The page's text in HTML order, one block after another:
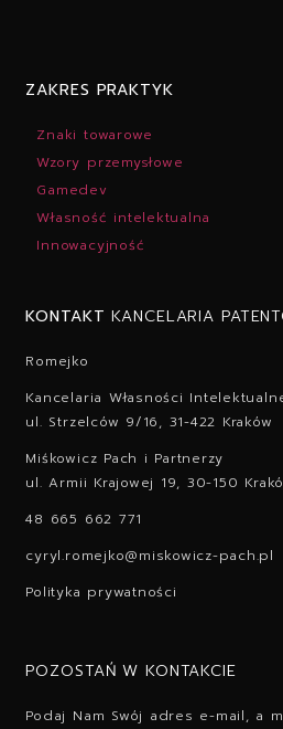
ZAKRES PRAKTYK
Znaki towarowe
Wzory przemysłowe
Gamedev
Własność intelektualna
Innowacyjność
KONTAKT KANCELARIA
Romejko
Kancelaria Własności
ul. Strzelców 9/16, 31-422 Kraków
Miśkowicz Pach i Partnerzy
ul. Armii Krajowej 19, 30-150
48 665 662 771
cyryl.romejko@miskowicz-pach.pl
Polityka prywatności
POZOSTAŃ W KONTAKCIE
Podaj Nam Swój adres e-mail, a